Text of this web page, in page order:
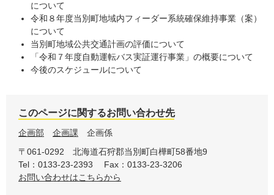
について
令和８年度当別町地域内フィーダー系統確保維持事業（案）
について
当別町地域公共交通計画の評価について
「令和７年度自動運転バス実証運行事業」の概要について
今後のスケジュールについて
このページに関するお問い合わせ先
企画部 企画課
企画係
〒061-0292
北海道石狩郡当別町白樺町58番地9
Tel：0133-23-2393
Fax：0133-23-3206
お問い合わせはこちらから